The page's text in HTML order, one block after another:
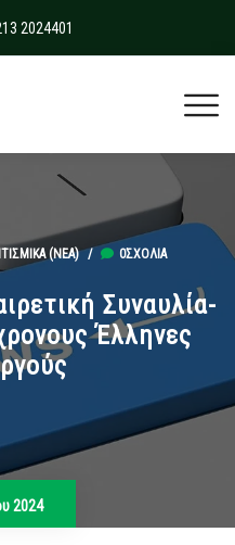
2024401
(ΝΕΑ)/ 0ΣΧΌΛΙΑ
Συναυλία-
Έλληνες
2024